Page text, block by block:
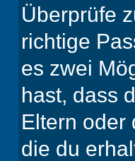
Überprüfe
richtige
es zwei
hast, dass
Eltern oder
die du